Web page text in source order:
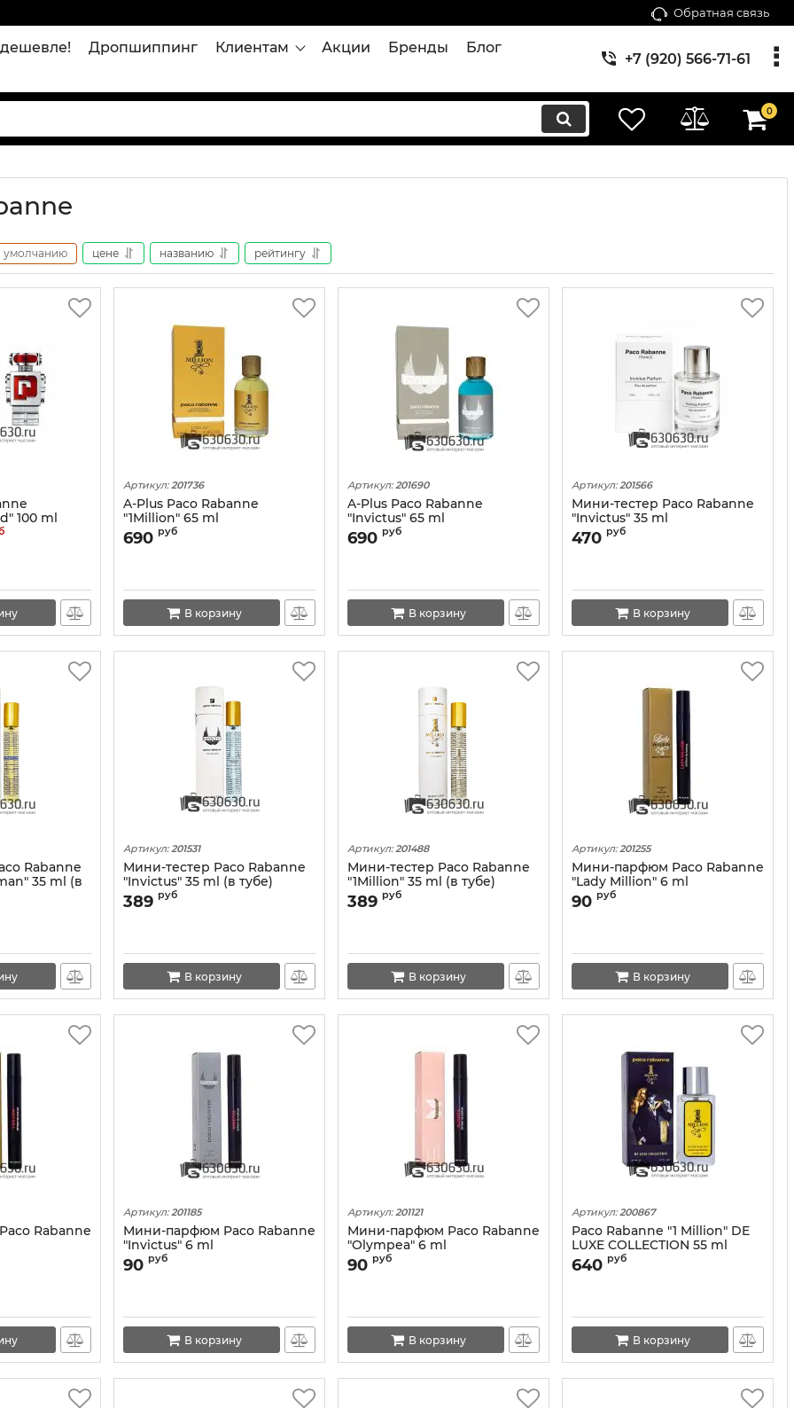
Обратная связь
Дропшиппинг Клиентам Акции Бренды
Блог
+7 (920) 566-71-61
0
умолчанию цене названию рейтингу
100 ml
Артикул: 201736
A-Plus Paco Rabanne
"1Million" 65 ml
690 руб
В корзину
Артикул: 201690
A-Plus Paco Rabanne
"Invictus" 65 ml
690 руб
В корзину
Артикул: 201566
Мини-тестер Paco Rabanne
"Invictus" 35 ml
470 руб
В корзину
Rabanne
35 ml (в
Артикул: 201531
Мини-тестер Paco Rabanne
"Invictus" 35 ml (в тубе)
389 руб
В корзину
Артикул: 201488
Мини-тестер Paco Rabanne
"1Million" 35 ml (в тубе)
389 руб
В корзину
Артикул: 201255
Мини-парфюм Paco Rabanne
"Lady Million" 6 ml
90 руб
В корзину
Rabanne
Артикул: 201185
Мини-парфюм Paco Rabanne
"Invictus" 6 ml
90 руб
В корзину
Артикул: 201121
Мини-парфюм Paco Rabanne
"Olympea" 6 ml
90 руб
В корзину
Артикул: 200867
Paco Rabanne "1 Million" DE
LUXE COLLECTION 55 ml
640 руб
В корзину